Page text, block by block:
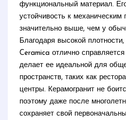
функциональный материал.
устойчивость к механическим
значительно выше, чем у
Благодаря высокой
Ceramica отлично
делает ее идеальной для
пространств, таких как
центры. Керамогранит не
поэтому даже после
сохраняет свой